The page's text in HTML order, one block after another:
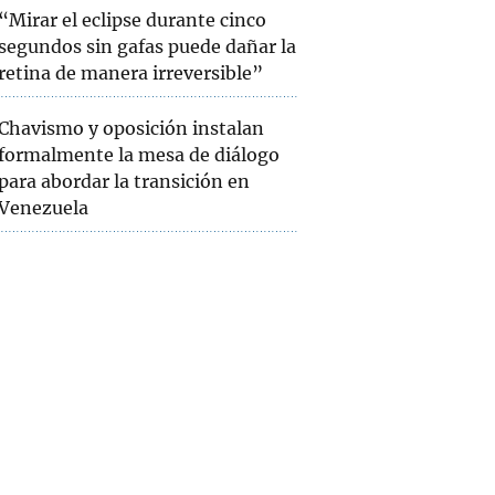
el eclipse durante cinco
sin gafas puede dañar la
de manera irreversible”
y oposición instalan
la mesa de diálogo
abordar la transición en